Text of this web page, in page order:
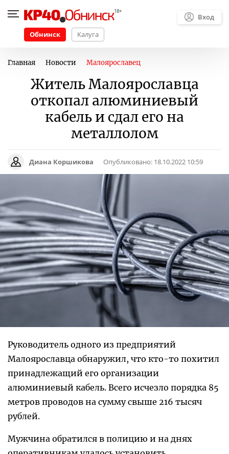
Обнинск Калуга
Вход
Главная Новости Малоярославец
Житель Малоярославца
откопал алюминиевый
кабель и сдал его на
металлолом
Диана Коршикова Опубликовано: 18.10.2022 10:59
Руководитель одного из предприятий
Малоярославца обнаружил, что кто-то похитил
принадлежащий его организации
алюминиевый кабель. Всего исчезло порядка 85
метров проводов на сумму свыше 216 тысяч
рублей.
Мужчина обратился в полицию и на днях